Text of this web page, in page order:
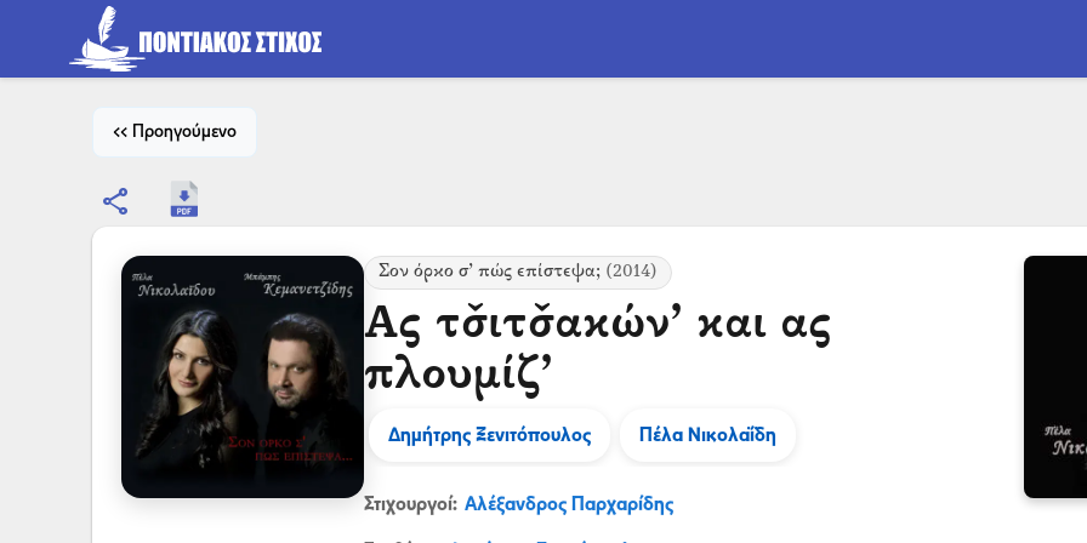
<< Προηγούμενο
share
Σον όρκο σ’ πώς επίστεψα; (2014)
Ας τσ̌ιτσ̌ακών’ και ας
πλουμίζ’
Δημήτρης Ξενιτόπουλος Πέλα Νικολαΐδη
Στιχουργοί: Αλέξανδρος Παρχαρίδης